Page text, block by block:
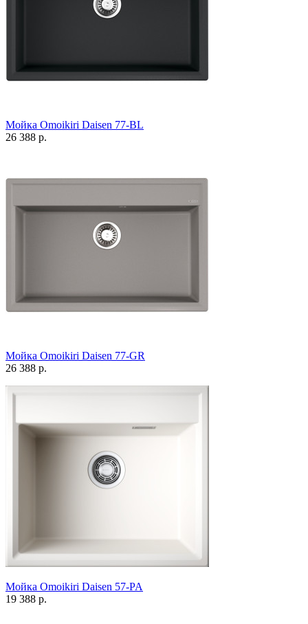
Мойка Omoikiri Daisen 77-BL
26 388 р.
Мойка Omoikiri Daisen 77-GR
26 388 р.
Мойка Omoikiri Daisen 57-PA
19 388 р.